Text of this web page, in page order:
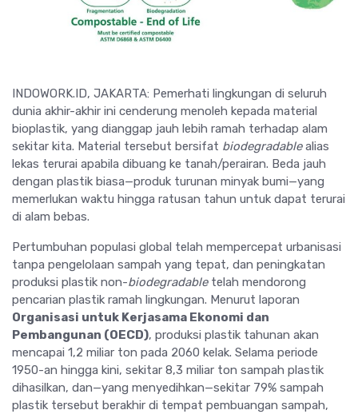
INDOWORK.ID, JAKARTA: Pemerhati lingkungan di seluruh
dunia akhir-akhir ini cenderung menoleh kepada material
bioplastik, yang dianggap jauh lebih ramah terhadap alam
sekitar kita. Material tersebut bersifat biodegradablealias
lekas terurai apabila dibuang ke tanah/perairan. Beda jauh
dengan plastik biasa—produk turunan minyak bumi—yang
memerlukan waktu hingga ratusan tahun untuk dapat terurai
di alam bebas.
Pertumbuhan populasi global telah mempercepat urbanisasi
tanpa pengelolaan sampah yang tepat, dan peningkatan
produksi plastik non-biodegradabletelah mendorong
pencarian plastik ramah lingkungan. Menurut laporan
Organisasi untuk Kerjasama Ekonomi dan
Pembangunan (OECD), produksi plastik tahunan akan
mencapai 1,2 miliar ton pada 2060 kelak. Selama periode
1950-an hingga kini, sekitar 8,3 miliar ton sampah plastik
dihasilkan, dan—yang menyedihkan—sekitar 79% sampah
plastik tersebut berakhir di tempat pembuangan sampah,